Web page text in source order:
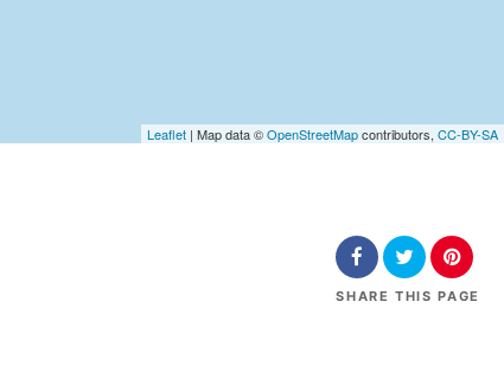
Leaflet | Map data ©OpenStreetMapcontributors, CC-BY-SA
SHARE THIS PAGE